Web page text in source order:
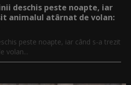
deschis peste noapte, iar
animalul atârnat de volan:
peste noapte, iar când s-a trezit
volan...